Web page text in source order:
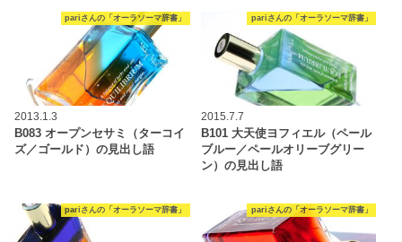
pariさんの「オーラソーマ辞書」
2013.1.3
B083 オープンセサミ（ターコイ
ズ／ゴールド）の見出し語
pariさんの「オーラソーマ辞書」
2015.7.7
B101 大天使ヨフィエル（ペール
ブルー／ペールオリーブグリー
ン）の見出し語
pariさんの「オーラソーマ辞書」 pariさんの「オーラソーマ辞書」